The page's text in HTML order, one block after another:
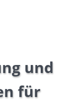
und
für